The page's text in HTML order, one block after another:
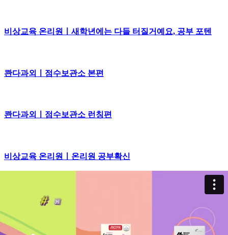
비상교육 온리원ㅣ새학년에는 다들 터질거예요, 공부 포텐
콴다과외ㅣ점수보관소 본편
콴다과외ㅣ점수보관소 런칭편
비상교육 온리원ㅣ온리원 공부확신
비상교육 온리원ㅣ온리원 런칭